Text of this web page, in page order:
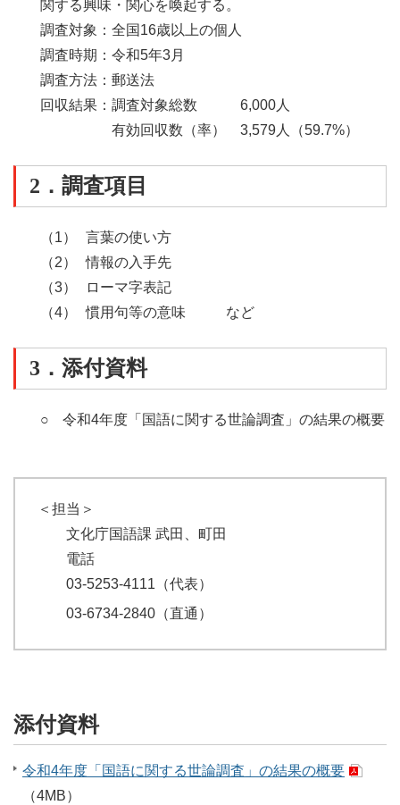
関する興味・関心を喚起する。
調査対象： 全国16歳以上の個人
調査時期： 令和5年3月
調査方法： 郵送法
回収結果： 調査対象総数
6,000人
有効回収数（率）
3,579人（59.7%）
2．調査項目
（1）
言葉の使い方
（2）
情報の入手先
（3）
ローマ字表記
（4）
慣用句等の意味 など
3．添付資料
○ 令和4年度「国語に関する世論調査」の結果の概要
＜担当＞
文化庁国語課 武田、町田
電話
03-5253-4111（代表）
03-6734-2840（直通）
添付資料
令和4年度「国語に関する世論調査」の結果の概要
（4MB）